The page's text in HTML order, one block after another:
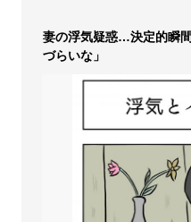
妻の浮気疑惑…決定的瞬
づらいな」